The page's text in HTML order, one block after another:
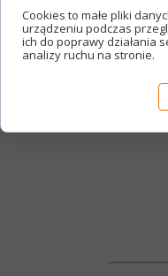
Cookies to małe pliki
urządzeniu podczas
ich do poprawy działania
analizy ruchu na stronie.